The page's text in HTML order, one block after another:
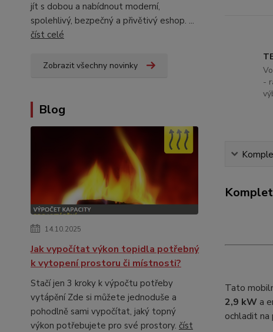
jít s dobou a nabídnout moderní,
spolehlivý, bezpečný a přivětivý eshop. ...
číst celé
Zobrazit všechny novinky
Blog
14.10.2025
Jak vypočítat výkon topidla potřebný
k vytopení prostoru či místnosti?
Stačí jen 3 kroky k výpočtu potřeby
vytápění Zde si můžete jednoduše a
pohodlně sami vypočítat, jaký topný
výkon potřebujete pro své prostory. číst
-
Tato
2,9 kWa
ochladit